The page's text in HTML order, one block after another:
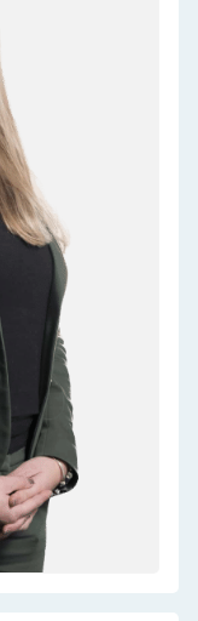
van
in een
glas-
hal. De
Vanuit
de eerste
met
en
zijn
gebleven,